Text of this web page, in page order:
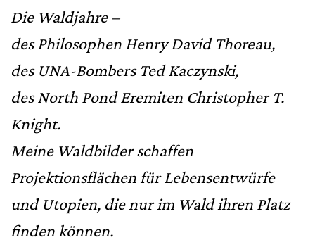
Die Waldjahre –
des Philosophen Henry David Thoreau,
des UNA-Bombers Ted Kaczynski,
des North Pond Eremiten Christopher T.
Knight.
Meine Waldbilder schaffen
Projektionsflächen für Lebensentwürfe
und Utopien, die nur im Wald ihren Platz
finden können.